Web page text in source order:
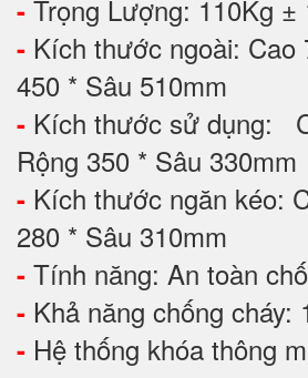
- Trọng Lượng: 110Kg ±
- Kích thước ngoài: Cao
450 * Sâu 510mm
- Kích thước sử dụng:
Rộng 350 * Sâu 330mm
- Kích thước ngăn kéo:
280 * Sâu 310mm
- Tính năng: An toàn
- Khả năng chống cháy:
- Hệ thống khóa thông